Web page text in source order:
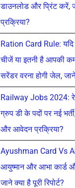
डाउनलोड और प्रिंट करें,
प्रक्रिया?
Ration Card Rule:
चीजें या इतनी है आपकी
सरेंडर वरना होगी जेल, जाने
Railway Jobs 2024:
ग्रुप डी के पदों पर नई
और आवेदन प्रक्रिया?
Ayushman Card Vs
आयुष्मान और आभा कार्ड
जाने क्या है पूरी रिपोर्ट?